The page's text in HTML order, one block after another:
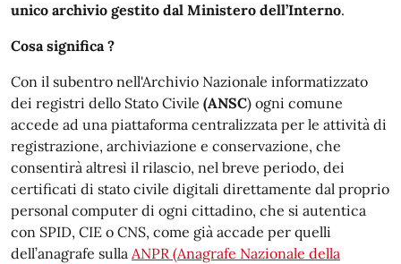
unico archivio gestito dal Ministero dell’Interno.
Cosa significa ?
Con il subentro nell'Archivio Nazionale informatizzato
dei registri dello Stato Civile (ANSC) ogni comune
accede ad una piattaforma centralizzata per le attività di
registrazione, archiviazione e conservazione, che
consentirà altresì il rilascio, nel breve periodo, dei
certificati di stato civile digitali direttamente dal proprio
personal computer di ogni cittadino, che si autentica
con SPID, CIE o CNS, come già accade per quelli
dell’anagrafe sulla ANPR (Anagrafe Nazionale della